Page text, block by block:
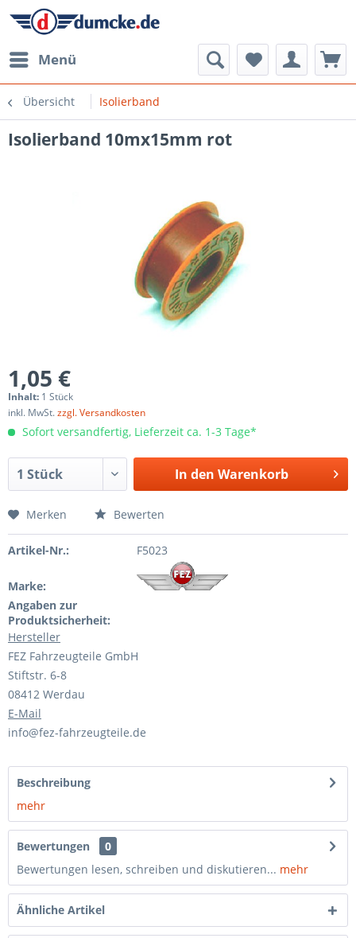
Menü
Übersicht Isolierband
Isolierband 10mx15mm rot
1,05 €
Inhalt: 1 Stück
inkl. MwSt.zzgl. Versandkosten
Sofort versandfertig, Lieferzeit ca. 1-3 Tage*
In den Warenkorb
Merken Bewerten
Artikel-Nr.: F5023
Marke:
Angaben zur
Produktsicherheit:
Hersteller
FEZ Fahrzeugteile GmbH
Stiftstr. 6-8
08412 Werdau
E-Mail
info@fez-fahrzeugteile.de
Beschreibung
mehr
Bewertungen
0
Bewertungen lesen, schreiben und diskutieren... mehr
Ähnliche Artikel